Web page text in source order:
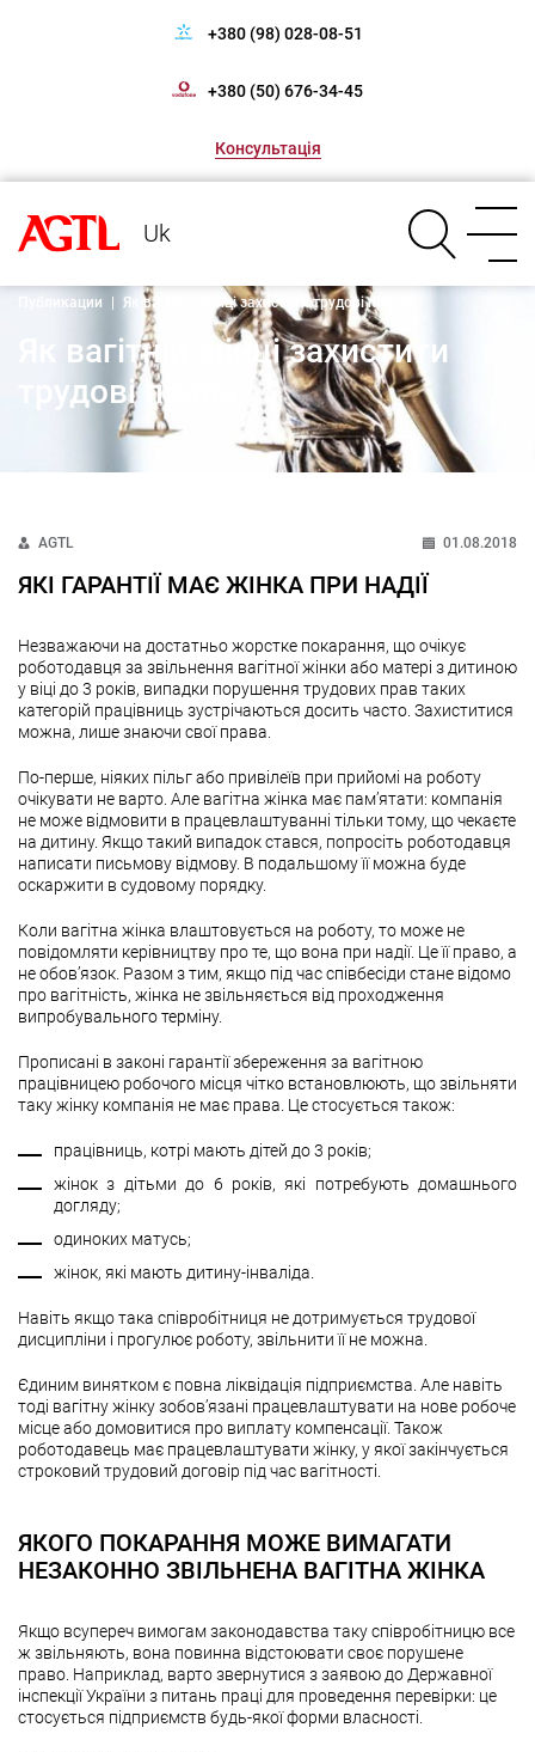
+380 (98) 028-08-51
+380 (50) 676-34-45
Консультація
Uk
Публикации Як вагітній жінці захистити трудові права
Як вагітній жінці захистити
трудові права
AGTL 01.08.2018
ЯКІ ГАРАНТІЇ МАЄ ЖІНКА ПРИ НАДІЇ
Незважаючи на достатньо жорстке покарання, що очікує
роботодавця за звільнення вагітної жінки або матері з дитиною
у віці до 3 років, випадки порушення трудових прав таких
категорій працівниць зустрічаються досить часто. Захиститися
можна, лише знаючи свої права.
По-перше, ніяких пільг або привілеїв при прийомі на роботу
очікувати не варто. Але вагітна жінка має пам’ятати: компанія
не може відмовити в працевлаштуванні тільки тому, що чекаєте
на дитину. Якщо такий випадок стався, попросіть роботодавця
написати письмову відмову. В подальшому її можна буде
оскаржити в судовому порядку.
Коли вагітна жінка влаштовується на роботу, то може не
повідомляти керівництву про те, що вона при надії. Це її право, а
не обов’язок. Разом з тим, якщо під час співбесіди стане відомо
про вагітність, жінка не звільняється від проходження
випробувального терміну.
Прописані в законі гарантії збереження за вагітною
працівницею робочого місця чітко встановлюють, що звільняти
таку жінку компанія не має права. Це стосується також:
працівниць, котрі мають дітей до 3 років;
жінок з дітьми до 6 років, які потребують домашнього
догляду;
одиноких матусь;
жінок, які мають дитину-інваліда.
Навіть якщо така співробітниця не дотримується трудової
дисципліни і прогулює роботу, звільнити її не можна.
Єдиним винятком є повна ліквідація підприємства. Але навіть
тоді вагітну жінку зобов’язані працевлаштувати на нове робоче
місце або домовитися про виплату компенсації. Також
роботодавець має працевлаштувати жінку, у якої закінчується
строковий трудовий договір під час вагітності.
ЯКОГО ПОКАРАННЯ МОЖЕ ВИМАГАТИ
НЕЗАКОННО ЗВІЛЬНЕНА ВАГІТНА ЖІНКА
Якщо всупереч вимогам законодавства таку співробітницю все
ж звільняють, вона повинна відстоювати своє порушене
право. Наприклад, варто звернутися з заявою до Державної
інспекції України з питань праці для проведення перевірки: це
стосується підприємств будь-якої форми власності.